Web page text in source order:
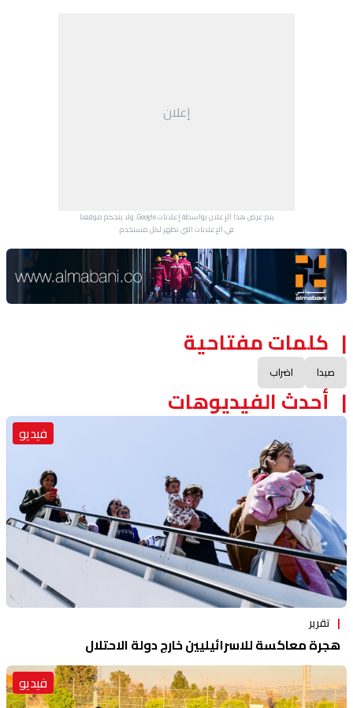
إعلان
يتم عرض هذا الإعلان بواسطة إعلانات Google، ولا يتحكم موقعنا
في الإعلانات التي تظهر لكل مستخدم.
Advertisement Section
كلمات مفتاحية
صيدا اضراب
أحدث الفيديوهات
فيديو
تقرير
هجرة معاكسة للاسرائيليين خارج دولة الاحتلال
فيديو